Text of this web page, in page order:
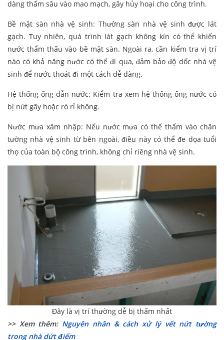
dàng thấm sâu vào mao mạch, gây hủy hoại cho công trình.
Bề mặt sàn nhà vệ sinh: Thường sàn nhà vệ sinh được lát
gạch. Tuy nhiên, quá trình lát gạch không kín có thể khiến
nước thẩm thấu vào bề mặt sàn. Ngoài ra, cần kiểm tra vị trí
nào có khả năng nước có thể đi qua, đảm bảo độ dốc nhà vệ
sinh để nước thoát đi một cách dễ dàng.
Hệ thống ống dẫn nước: Kiểm tra xem hệ thống ống nước có
bị nứt gãy hoặc rò rỉ không.
Nước mưa xâm nhập: Nếu nước mưa có thể thấm vào chân
tường nhà vệ sinh từ bên ngoài, điều này có thể đe dọa tuổi
thọ của toàn bộ công trình, không chỉ riêng nhà vệ sinh.
Đây là vị trí thường dễ bị thấm nhất
>> Xem thêm: Nguyên nhân & cách xử lý vết nứt tường
trong nhà dứt điểm